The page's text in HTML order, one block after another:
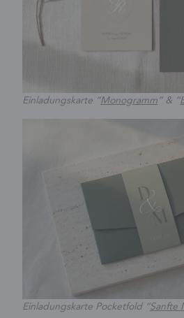
Einladungskarte “Monogramm” & “
Einladungskarte Pocketfold “Sanfte